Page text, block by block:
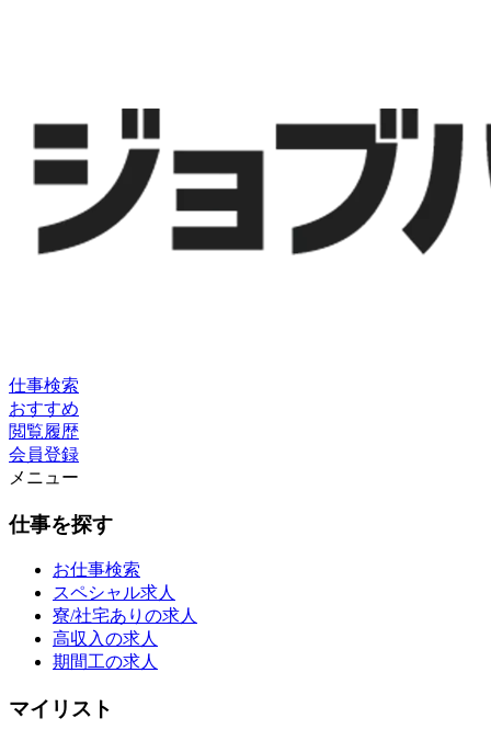
仕事検索
おすすめ
閲覧履歴
会員登録
メニュー
仕事を探す
お仕事検索
スペシャル求人
寮/社宅ありの求人
高収入の求人
期間工の求人
マイリスト